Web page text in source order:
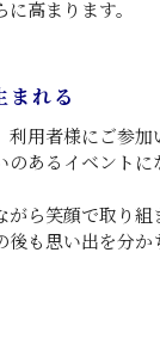
高まります。
まれる
用者様にご参加
のあるイベント
がら笑顔で取り
後も思い出を分か